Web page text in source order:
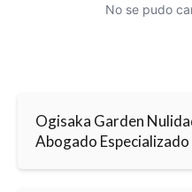
No se pudo
Ogisaka Garden
Abogado Especializado